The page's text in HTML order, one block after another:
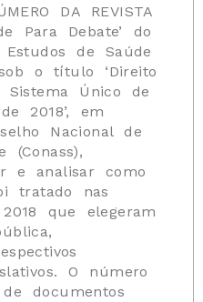
DA REVISTA
Para Debate’ do
de Saúde
o título ‘Direito
Único de
2018’, em
Nacional de
(Conass),
e analisar como
tratado nas
que elegeram
O número
documentos